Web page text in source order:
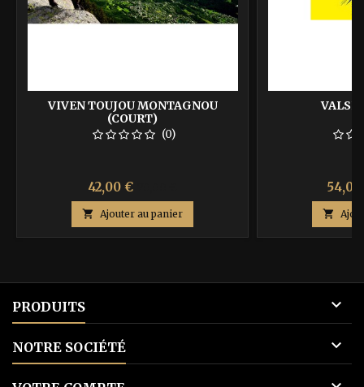
VIVEN TOUJOU MONTAGNOU
(COURT)
(0)
Prix
42,00 €
base
 Ajouter au panier
VALSE
Prix

PRODUITS 
NOTRE SOCIÉTÉ 